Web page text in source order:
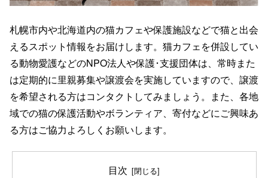
札幌市内や北海道内の猫カフェや保護施設などで猫と出会
えるスポット情報をお届けします。猫カフェを併設してい
る動物愛護などのNPO法人や保護･支援団体は、常時また
は定期的に里親募集や譲渡会を実施していますので、譲渡
を希望される方はコンタクトしてみましょう。また、各地
域での猫の保護活動やボランティア、寄付などにご興味あ
る方はご協力よろしくお願いします。
目次